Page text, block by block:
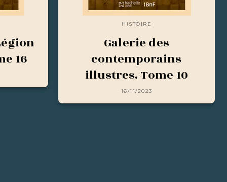
16
HISTOIRE
Galerie des
contemporains
illustres. Tome 10
16/11/2023